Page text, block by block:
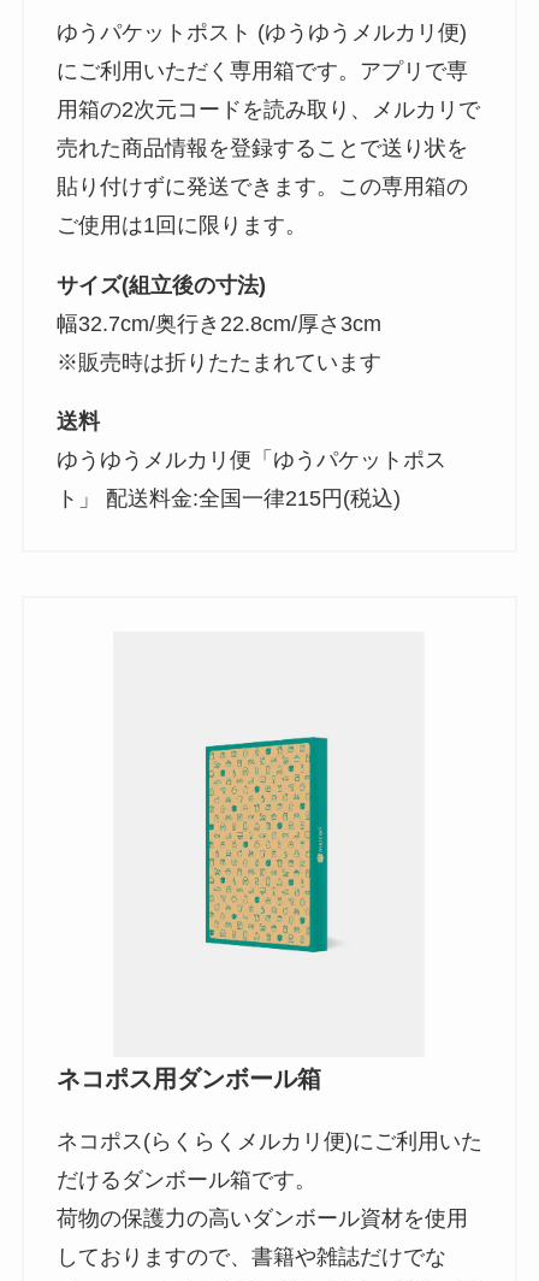
ゆうパケットポスト (ゆうゆうメルカリ便)
にご利用いただく専用箱です。アプリで専
用箱の2次元コードを読み取り、メルカリで
売れた商品情報を登録することで送り状を
貼り付けずに発送できます。この専用箱の
ご使用は1回に限ります。
サイズ(組立後の寸法)
幅32.7cm/奥行き22.8cm/厚さ3cm
※販売時は折りたたまれています
送料
ゆうゆうメルカリ便「ゆうパケットポス
ト」 配送料金:全国一律215円(税込)
ネコポス用ダンボール箱
ネコポス(らくらくメルカリ便)にご利用いた
だけるダンボール箱です。
荷物の保護力の高いダンボール資材を使用
しておりますので、書籍や雑誌だけでな